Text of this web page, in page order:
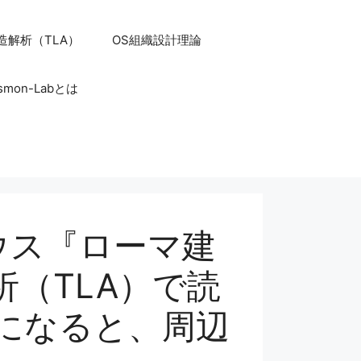
解析（TLA） OS組織設計理論
Labとは
『ローマ建
（TLA）で読
なると、周辺